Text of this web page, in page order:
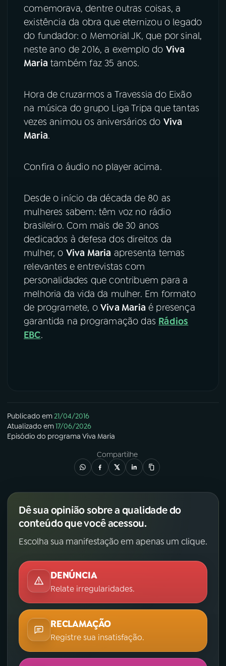
Instagram
comemorava, dentre outras coisas, a
existência da obra que eternizou o legado
do fundador: o Memorial JK, que por sinal,
neste ano de 2016, a exemplo do Viva
Maria também faz 35 anos.
Hora de cruzarmos a Travessia do Eixão
na música do grupo Liga Tripa que tantas
vezes animou os aniversários do Viva
Maria.
Confira o áudio no player acima.
Desde o início da década de 80 as
mulheres sabem: têm voz no rádio
brasileiro. Com mais de 30 anos
dedicados à defesa dos direitos da
mulher, o Viva Maria apresenta temas
relevantes e entrevistas com
personalidades que contribuem para a
melhoria da vida da mulher. Em formato
de programete, oViva Maria é presença
garantida na programação das Rádios
EBC.
Publicado em21/04/2016
Atualizado em17/06/2026
Episódio do programa Viva Maria
Compartilhe
Dê sua opinião sobre a qualidade do
conteúdo que você acessou.
Escolha sua manifestação em apenas um clique.
DENÚNCIA
Relate irregularidades.
RECLAMAÇÃO
Registre sua insatisfação.